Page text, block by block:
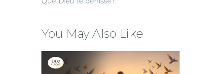
You May Also Like